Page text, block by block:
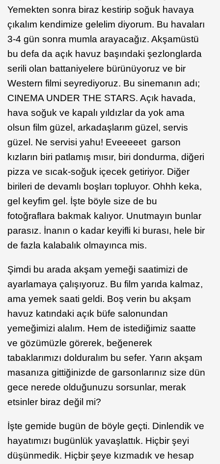
Yemekten sonra biraz kestirip soğuk havaya
çıkalım kendimize gelelim diyorum. Bu havaları
3-4 gün sonra mumla arayacağız. Akşamüstü
bu defa da açık havuz başındaki şezlonglarda
serili olan battaniyelere bürünüyoruz ve bir
Western filmi seyrediyoruz. Bu sinemanın adı;
CINEMA UNDER THE STARS. Açık havada,
hava soğuk ve kapalı yıldızlar da yok ama
olsun film güzel, arkadaşlarım güzel, servis
güzel. Ne servisi yahu! Eveeeeet garson
kızların biri patlamış mısır, biri dondurma, diğeri
pizza ve sıcak-soğuk içecek getiriyor. Diğer
birileri de devamlı boşları topluyor. Ohhh keka,
gel keyfim gel. İşte böyle size de bu
fotoğraflara bakmak kalıyor. Unutmayın bunlar
parasız. İnanın o kadar keyifli ki burası, hele bir
de fazla kalabalık olmayınca mis.
Şimdi bu arada akşam yemeği saatimizi de
ayarlamaya çalışıyoruz. Bu film yarıda kalmaz,
ama yemek saati geldi. Boş verin bu akşam
havuz katındaki açık büfe salonundan
yemeğimizi alalım. Hem de istediğimiz saatte
ve gözümüzle görerek, beğenerek
tabaklarımızı dolduralım bu sefer. Yarın akşam
masanıza gittiğinizde de garsonlarınız size dün
gece nerede olduğunuzu sorsunlar, merak
etsinler biraz değil mi?
İşte gemide bugün de böyle geçti. Dinlendik ve
hayatımızı bugünlük yavaşlattık. Hiçbir şeyi
düşünmedik. Hiçbir şeye kızmadık ve hesap